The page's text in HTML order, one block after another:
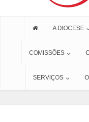
A DIOCESE
COMISSÕES
SERVIÇOS